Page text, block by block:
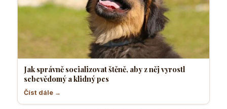
Jak správně socializovat štěně, aby z něj vyrostl
sebevědomý a klidný pes
Číst dále →